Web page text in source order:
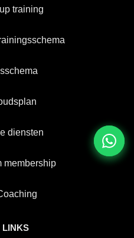
training
diensten
membership
LINKS